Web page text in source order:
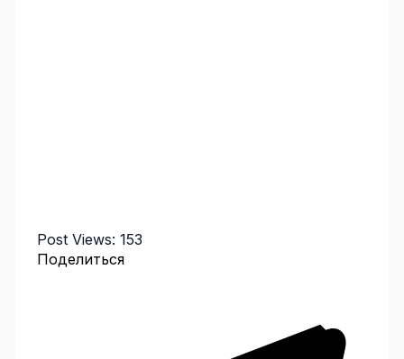
Post Views: 153
Поделиться